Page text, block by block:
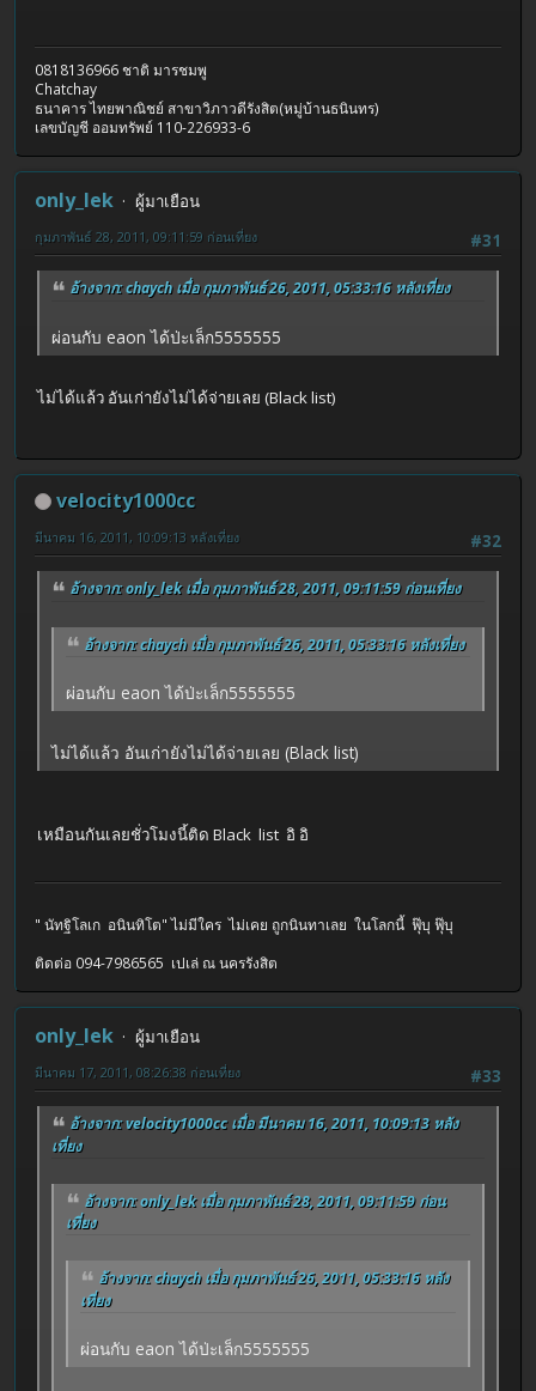
0818136966 ชาติ มารชมพู
Chatchay
ธนาคาร ไทยพาณิชย์ สาขาวิภาวดีรังสิต(หมู่บ้านธนินทร)
เลขบัญชี ออมทรัพย์ 110-226933-6
only_lek
ผู้มาเยือน
#31
กุมภาพันธ์ 28, 2011, 09:11:59 ก่อนเที่ยง
อ้างจาก: chaych เมื่อ กุมภาพันธ์ 26, 2011, 05:33:16 หลังเที่ยง
ผ่อนกับ eaon ได้ป่ะเล็ก5555555
ไม่ได้แล้ว อันเก่ายังไม่ได้จ่ายเลย (Black list)
velocity1000cc
#32
มีนาคม 16, 2011, 10:09:13 หลังเที่ยง
อ้างจาก: only_lek เมื่อ กุมภาพันธ์ 28, 2011, 09:11:59 ก่อนเที่ยง
อ้างจาก: chaych เมื่อ กุมภาพันธ์ 26, 2011, 05:33:16 หลังเที่ยง
ผ่อนกับ eaon ได้ป่ะเล็ก5555555
ไม่ได้แล้ว อันเก่ายังไม่ได้จ่ายเลย (Black list)
เหมือนกันเลยชั่วโมงนี้ติด Black list อิ อิ
" นัทฐิโลเก อนินทิโต" ไม่มีใคร ไม่เคย ถูกนินทาเลย ในโลกนี้ ฟุ๊บุ ฟุ๊บุ
ติดต่อ 094-7986565 เปเล่ ณ นครรังสิต
only_lek
ผู้มาเยือน
#33
มีนาคม 17, 2011, 08:26:38 ก่อนเที่ยง
อ้างจาก: velocity1000cc เมื่อ มีนาคม 16, 2011, 10:09:13 หลัง
เที่ยง
อ้างจาก: only_lek เมื่อ กุมภาพันธ์ 28, 2011, 09:11:59 ก่อน
เที่ยง
อ้างจาก: chaych เมื่อ กุมภาพันธ์ 26, 2011, 05:33:16 หลัง
เที่ยง
ผ่อนกับ eaon ได้ป่ะเล็ก5555555